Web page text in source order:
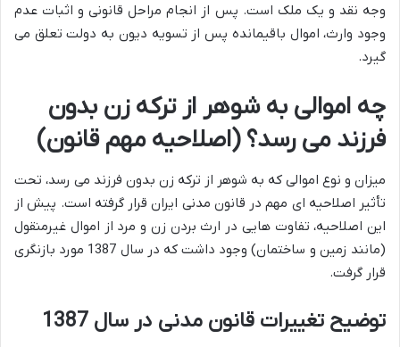
وجه نقد و یک ملک است. پس از انجام مراحل قانونی و اثبات عدم
وجود وارث، اموال باقیمانده پس از تسویه دیون به دولت تعلق می
گیرد.
چه اموالی به شوهر از ترکه زن بدون
فرزند می رسد؟ (اصلاحیه مهم قانون)
میزان و نوع اموالی که به شوهر از ترکه زن بدون فرزند می رسد، تحت
تأثیر اصلاحیه ای مهم در قانون مدنی ایران قرار گرفته است. پیش از
این اصلاحیه، تفاوت هایی در ارث بردن زن و مرد از اموال غیرمنقول
(مانند زمین و ساختمان) وجود داشت که در سال 1387 مورد بازنگری
قرار گرفت.
توضیح تغییرات قانون مدنی در سال 1387